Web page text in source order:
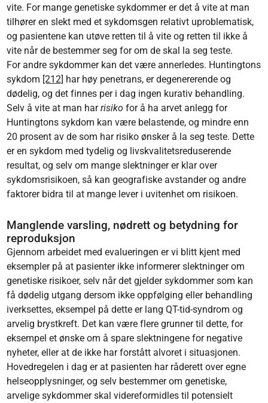
vite. For mange genetiske sykdommer er det å vite at man
tilhører en slekt med et sykdomsgen relativt uproblematisk,
og pasientene kan utøve retten til å vite og retten til ikke å
vite når de bestemmer seg for om de skal la seg teste.
For andre sykdommer kan det være annerledes. Huntingtons
sykdom [212] har høy penetrans, er degenererende og
dødelig, og det finnes per i dag ingen kurativ behandling.
Selv å vite at man harrisiko for å ha arvet anlegg for
Huntingtons sykdom kan være belastende, og mindre enn
20 prosent av de som har risiko ønsker å la seg teste. Dette
er en sykdom med tydelig og livskvalitetsreduserende
resultat, og selv om mange slektninger er klar over
sykdomsrisikoen, så kan geografiske avstander og andre
faktorer bidra til at mange lever i uvitenhet om risikoen.
Manglende varsling, nødrett og betydning for
reproduksjon
Gjennom arbeidet med evalueringen er vi blitt kjent med
eksempler på at pasienter ikke informerer slektninger om
genetiske risikoer, selv når det gjelder sykdommer som kan
få dødelig utgang dersom ikke oppfølging eller behandling
iverksettes, eksempel på dette er lang QT-tid-syndrom og
arvelig brystkreft. Det kan være flere grunner til dette, for
eksempel et ønske om å spare slektningene for negative
nyheter, eller at de ikke har forstått alvoret i situasjonen.
Hovedregelen i dag er at pasienten har råderett over egne
helseopplysninger, og selv bestemmer om genetiske,
arvelige sykdommer skal videreformidles til potensielt